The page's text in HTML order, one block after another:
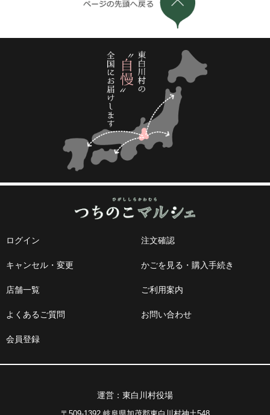
ログイン 注文確認
キャンセル・変更 かごを見る・購入手続き
店舗一覧 ご利用案内
よくあるご質問 お問い合わせ
会員登録
運営：東白川村役場